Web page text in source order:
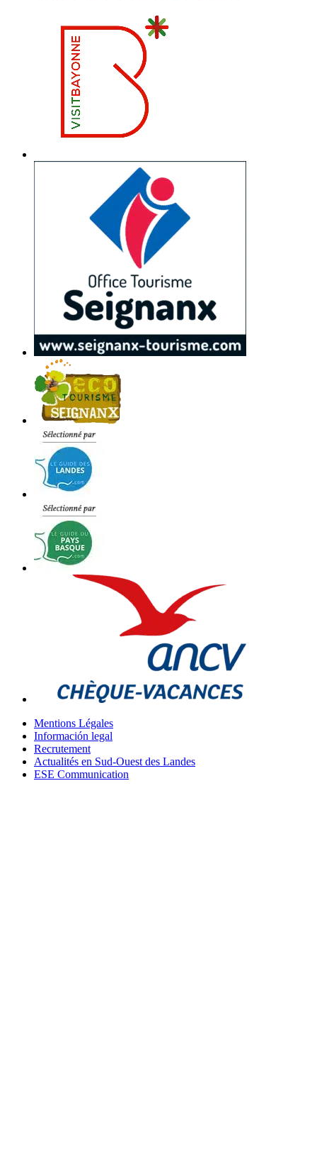
Mentions Légales
Información legal
Recrutement
Actualités en Sud-Ouest des Landes
ESE Communication